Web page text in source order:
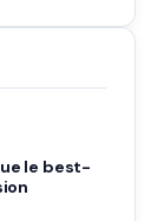
le best-